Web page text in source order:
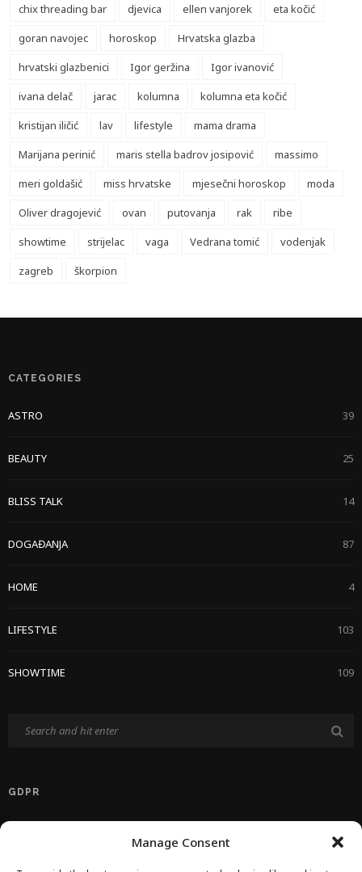
Manage Consent
chix threading bar
djevica ellen vanjorek
eta kočić
goran navojec
horoskop
Hrvatska glazba
hrvatski glazbenici
Igor geržina
Igor ivanović
ivana delač
jarac kolumna
kolumna eta kočić
kristijan iličić
lav lifestyle
mama drama
Marijana perinić
maris stella badrov josipović
massimo
meri goldašić
miss hrvatske mjesečni horoskop
moda
Oliver dragojević
ovan putovanja rak
ribe
showtime
strijelac vaga Vedrana tomić
vodenjak
zagreb
škorpion
CATEGORIES
ASTRO 39
BEAUTY 25
BLISS TALK 14
DOGAĐANJA 87
HOME 4
LIFESTYLE 103
SHOWTIME 109
GDPR